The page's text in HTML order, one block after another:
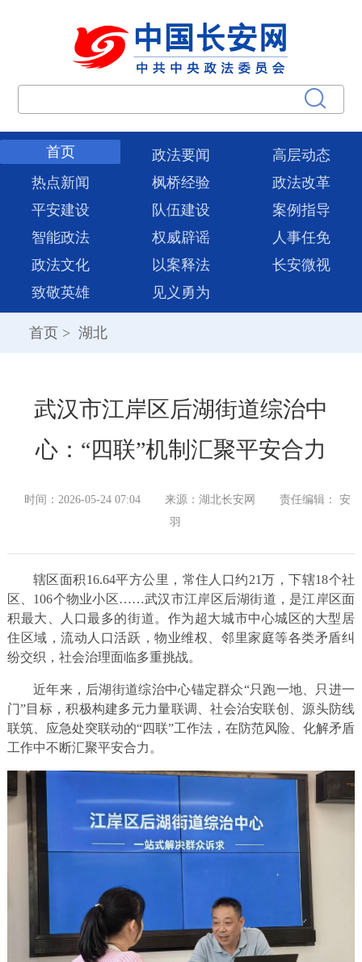
首页 政法要闻
高层动态
热点新闻
枫桥经验
政法改革
平安建设
队伍建设
案例指导
智能政法
权威辟谣
人事任免
政法文化
以案释法
长安微视
致敬英雄
见义勇为
首页 > 湖北
武汉市江岸区后湖街道综治中
心：“四联”机制汇聚平安合力
时间：2026-05-24 07:04 来源：湖北长安网
责任编辑： 安
羽
辖区面积16.64平方公里，常住人口约21万，下辖18个社
区、106个物业小区……武汉市江岸区后湖街道，是江岸区面
积最大、人口最多的街道。作为超大城市中心城区的大型居
住区域，流动人口活跃，物业维权、邻里家庭等各类矛盾纠
纷交织，社会治理面临多重挑战。
近年来，后湖街道综治中心锚定群众“只跑一地、只进一
门”目标，积极构建多元力量联调、社会治安联创、源头防线
联筑、应急处突联动的“四联”工作法，在防范风险、化解矛盾
工作中不断汇聚平安合力。